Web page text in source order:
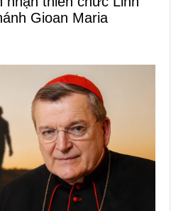
Gioan Maria